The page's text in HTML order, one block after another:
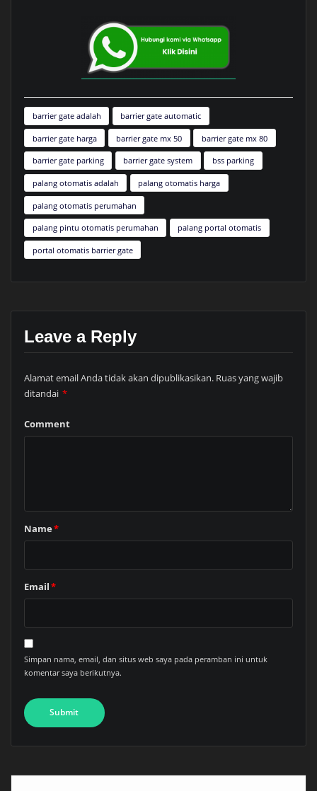
barrier gate adalah barrier gate automatic
barrier gate harga barrier gate mx 50 barrier gate mx 80
barrier gate parking barrier gate system bss parking
palang otomatis adalah palang otomatis harga
palang otomatis perumahan
palang pintu otomatis perumahan palang portal otomatis
portal otomatis barrier gate
Leave a Reply
Alamat email Anda tidak akan dipublikasikan. Ruas yang wajib
ditandai *
Comment
Name*
Email*
Simpan nama, email, dan situs web saya pada peramban ini untuk
komentar saya berikutnya.